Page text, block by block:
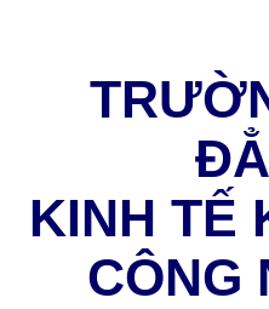
KINH TẾ
CÔNG